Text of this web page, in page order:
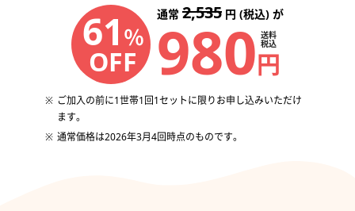
おためし宅配
おためしセット
みんなの声
加入に関するよくある質問
61 ％
OFF
通常 2,535 円 (税込) が
980 送料
税込
円
ご加入の前に1世帯1回1セットに限りお申し込みいただけ
ます。
通常価格は2026年3月4回時点のものです。